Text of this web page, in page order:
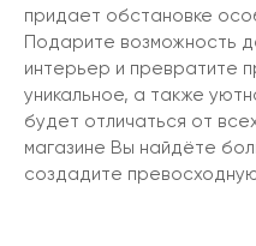
придает обстановке
Подарите возможность
интерьер и превратите
уникальное, а также
будет отличаться от
магазине Вы найдёте
создадите